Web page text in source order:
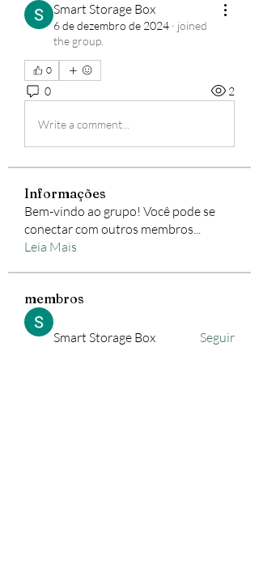
Smart Storage Box
6 de dezembro de 2024 · joined
the group.
0
0 2
Write a comment...
Informações
Bem-vindo ao grupo! Você pode se
conectar com outros membros...
Leia Mais
membros
Smart Storage Box Seguir